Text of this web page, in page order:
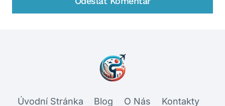
Úvodní Stránka Blog O Nás Kontakty